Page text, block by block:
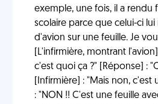
exemple, une fois, il a rendu
scolaire parce que celui-ci
d'avion sur une feuille. Je
[L'infirmière, montrant
c'est quoi ça ?" [Réponse] :
[Infirmière] : "Mais non, c'est
: "NON !! C'est une feuille